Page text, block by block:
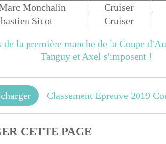
Monchalin
Cruiser
Sicot
Cruiser
CETTE PAGE